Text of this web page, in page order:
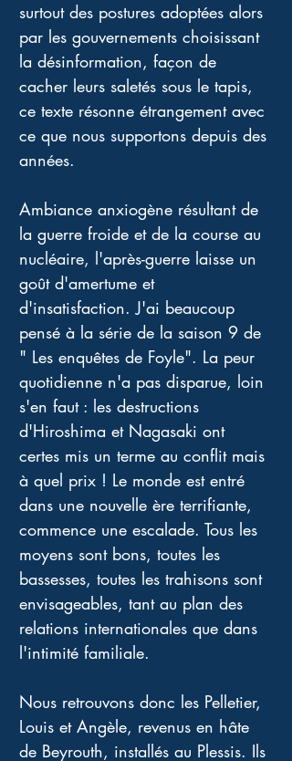
surtout des postures adoptées alors
par les gouvernements choisissant
la désinformation, façon de
cacher leurs saletés sous le tapis,
ce texte résonne étrangement avec
ce que nous supportons depuis des
années.
Ambiance anxiogène résultant de
la guerre froide et de la course au
nucléaire, l'après-guerre laisse un
goût d'amertume et
d'insatisfaction. J'ai beaucoup
pensé à la série de la saison 9 de
" Les enquêtes de Foyle". La peur
quotidienne n'a pas disparue, loin
s'en faut : les destructions
d'Hiroshima et Nagasaki ont
certes mis un terme au conflit mais
à quel prix ! Le monde est entré
dans une nouvelle ère terrifiante,
commence une escalade. Tous les
moyens sont bons, toutes les
bassesses, toutes les trahisons sont
envisageables, tant au plan des
relations internationales que dans
l'intimité familiale.
Nous retrouvons donc les Pelletier,
Louis et Angèle, revenus en hâte
de Beyrouth, installés au Plessis. Ils